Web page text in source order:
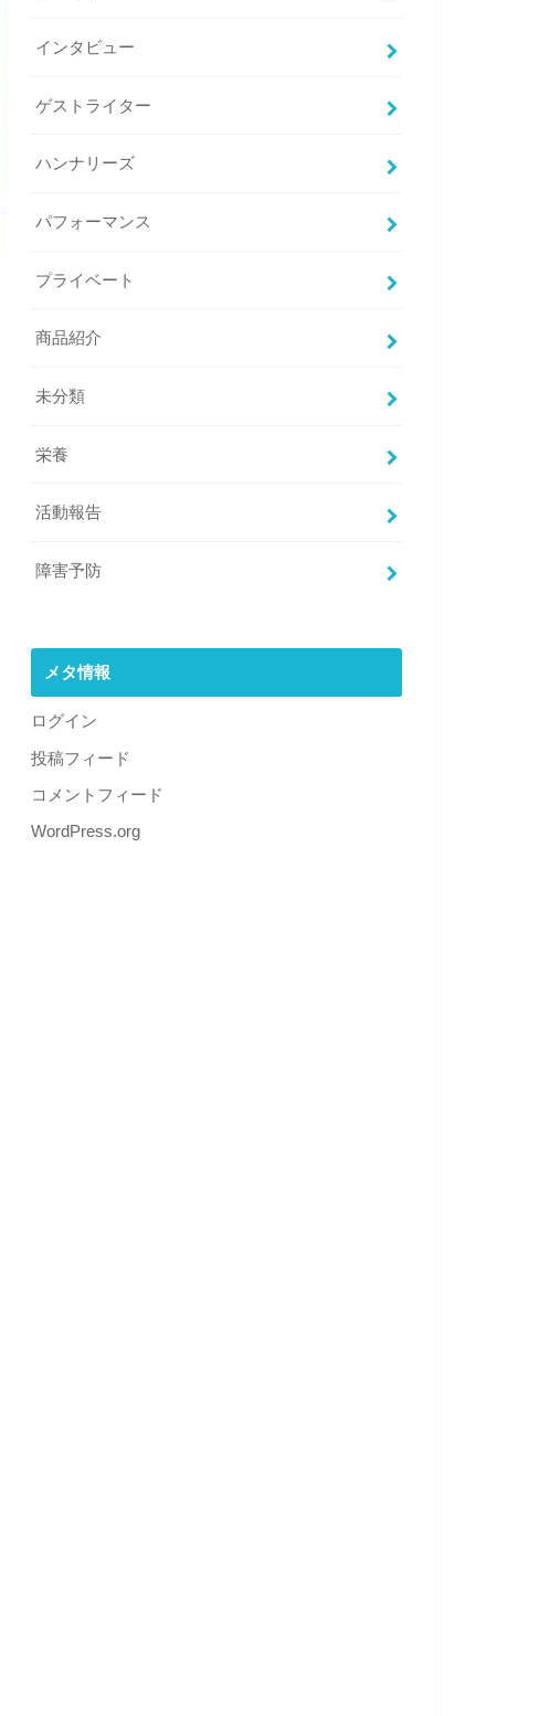
インタビュー
ゲストライター
ハンナリーズ
パフォーマンス
プライベート
商品紹介
未分類
栄養
活動報告
障害予防
メタ情報
ログイン
投稿フィード
コメントフィード
WordPress.org